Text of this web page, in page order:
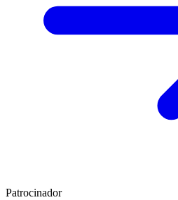
Patrocinador